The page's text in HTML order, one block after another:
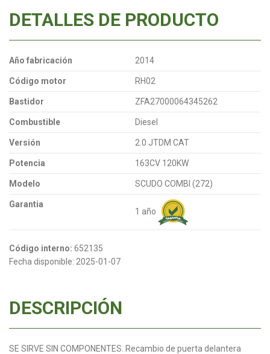
DETALLES DE PRODUCTO
Año fabricación 2014
Código motor RH02
Bastidor ZFA27000064345262
Combustible Diesel
Versión 2.0 JTDM CAT
Potencia 163CV 120KW
Modelo SCUDO COMBI (272)
Garantia
1 año
Código interno: 652135
Fecha disponible: 2025-01-07
DESCRIPCIÓN
SE SIRVE SIN COMPONENTES. Recambio de puerta delantera